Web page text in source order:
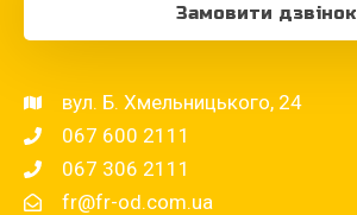
Замовити дзвінок
вул. Б. Хмельницького, 24
067 600 2111
067 306 2111
fr@fr-od.com.ua